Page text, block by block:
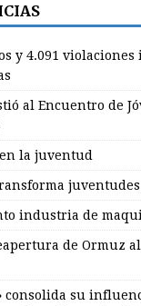
y 4.091
al Encuentro de
la juventud
juventudes
industria de
de Ormuz
consolida su